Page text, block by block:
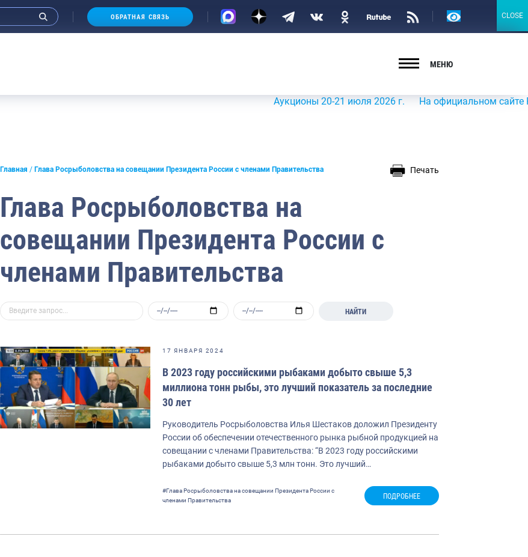
ОБРАТНАЯ СВЯЗЬ
Версия
МЕНЮ
Аукционы 20-21 июля 2026 г. На официальном сайте
Главная Глава Росрыболовства на совещании Президента России с членами Правительства Печать
Глава Росрыболовства на
совещании Президента России с
членами Правительства
НАЙТИ
17 ЯНВАРЯ 2024
В 2023 году российскими рыбаками добыто свыше 5,3
миллиона тонн рыбы, это лучший показатель за последние
30 лет
Руководитель Росрыболовства Илья Шестаков доложил Президенту
России об обеспечении отечественного рынка рыбной продукцией на
совещании с членами Правительства: “В 2023 году российскими
рыбаками добыто свыше 5,3 млн тонн. Это лучший…
#Глава Росрыболовства на совещании Президента России с
членами Правительства
ПОДРОБНЕЕ
CLOSE
CLOSE